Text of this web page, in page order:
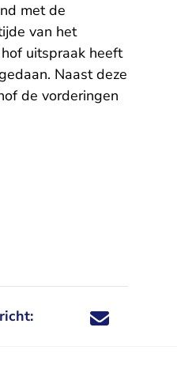
met de
van het
uitspraak heeft
Naast deze
de vorderingen
Deel dit
Deel dit
Deel dit
Deel dit